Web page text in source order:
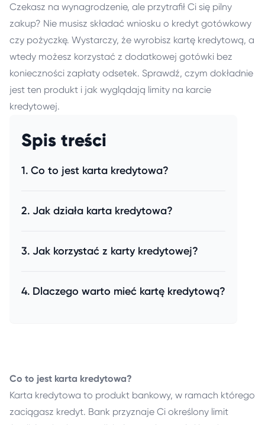
Czekasz na wynagrodzenie, ale przytrafił Ci się pilny
zakup? Nie musisz składać wniosku o kredyt gotówkowy
czy pożyczkę. Wystarczy, że wyrobisz kartę kredytową, a
wtedy możesz korzystać z dodatkowej gotówki bez
konieczności zapłaty odsetek. Sprawdź, czym dokładnie
jest ten produkt i jak wyglądają limity na karcie
kredytowej.
Spis treści
Co to jest karta kredytowa?
Jak działa karta kredytowa?
Jak korzystać z karty kredytowej?
Dlaczego warto mieć kartę kredytową?
Co to jest karta kredytowa?
Karta kredytowa to produkt bankowy, w ramach którego
zaciągasz kredyt. Bank przyznaje Ci określony limit